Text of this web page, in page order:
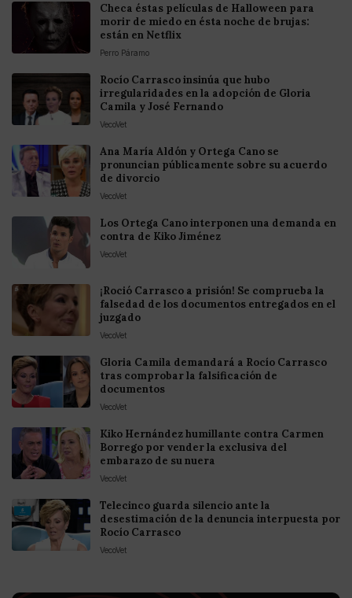
Checa éstas películas de Halloween para
morir de miedo en ésta noche de brujas:
están en Netflix
Perro Páramo
Rocío Carrasco insinúa que hubo
irregularidades en la adopción de Gloria
Camila y José Fernando
VecoVet
Ana María Aldón y Ortega Cano se
pronuncian públicamente sobre su acuerdo
de divorcio
VecoVet
Los Ortega Cano interponen una demanda en
contra de Kiko Jiménez
VecoVet
¡Roció Carrasco a prisión! Se comprueba la
falsedad de los documentos entregados en el
juzgado
VecoVet
Gloria Camila demandará a Rocío Carrasco
tras comprobar la falsificación de
documentos
VecoVet
Kiko Hernández humillante contra Carmen
Borrego por vender la exclusiva del
embarazo de su nuera
VecoVet
Telecinco guarda silencio ante la
desestimación de la denuncia interpuesta por
Rocío Carrasco
VecoVet